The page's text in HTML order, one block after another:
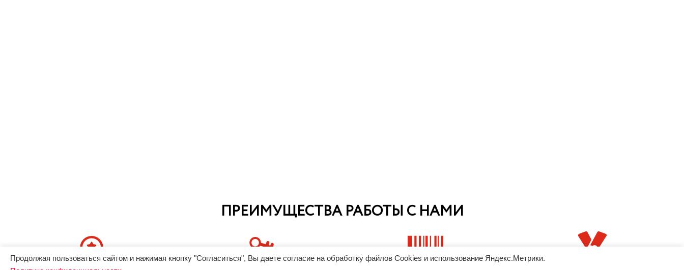
ПРЕИМУЩЕСТВА РАБОТЫ С НАМИ
Продолжая пользоваться сайтом и нажимая кнопку "Согласиться", Вы даете согласие на обработку файлов Cookies и использование Яндекс.Метрики.